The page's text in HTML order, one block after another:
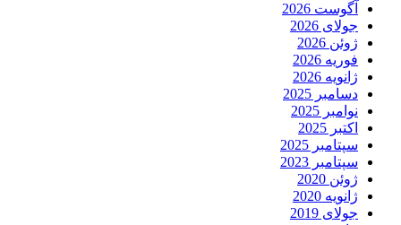
آگوست 2026
جولای 2026
ژوئن 2026
فوریه 2026
ژانویه 2026
دسامبر 2025
نوامبر 2025
اکتبر 2025
سپتامبر 2025
سپتامبر 2023
ژوئن 2020
ژانویه 2020
جولای 2019